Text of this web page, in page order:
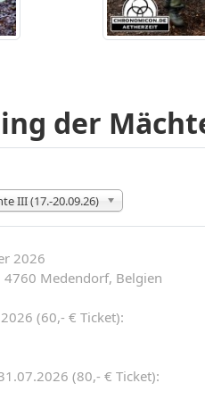
der
III (17.-20.09.26)
2026
4760 Medendorf, Belgien
(60,- € Ticket):
(80,- € Ticket):